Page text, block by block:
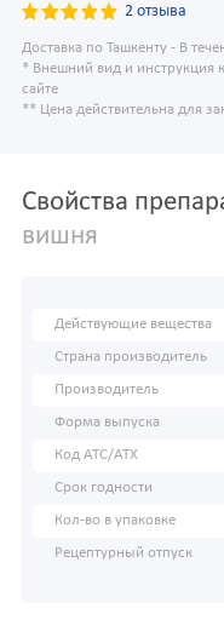
2 отзыва
Доставка по Ташкенту - В
* Внешний вид и инструкция
сайте
** Цена действительна для
Свойства
вишня
Действующие вещества
Страна производитель
Производитель
Форма выпуска
Код АТС/ATX
Срок годности
Кол-во в упаковке
Рецептурный отпуск